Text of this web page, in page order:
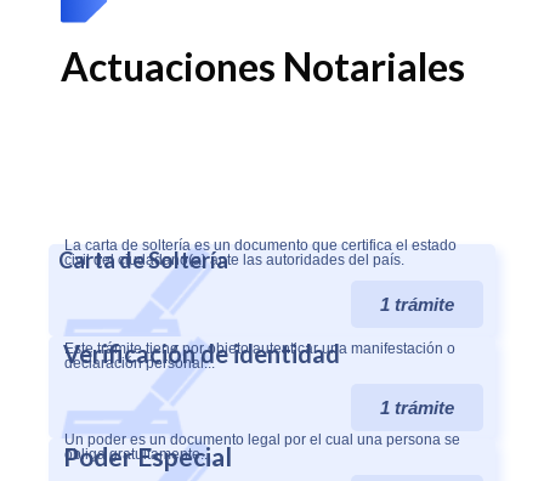
Actuaciones Notariales
Carta de Soltería
La carta de soltería es un documento que certifica el estado
civil del ciudadano(a) ante las autoridades del país.
1 trámite
Verificación de identidad
Este trámite tiene por objeto autenticar una manifestación o
declaración personal...
1 trámite
Poder Especial
Un poder es un documento legal por el cual una persona se
obliga gratuitamente..